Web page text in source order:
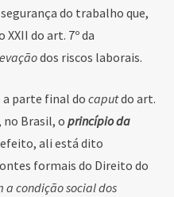
do trabalho que,
do art. 7º da
dos riscos laborais.
a parte final do caputdo art.
no Brasil, o princípio da
ali está dito
formais do Direito do
a condição social dos